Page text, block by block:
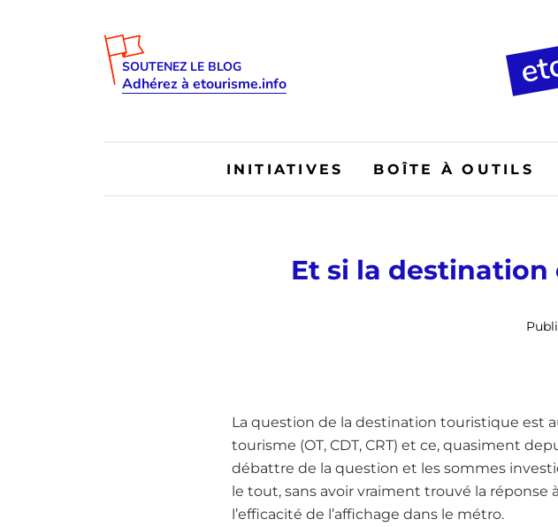
SOUTENEZ LE BLOG
Adhérez à etourisme.info
INITIATIVES BOÎTE À OUTILS
Et si la
La question de la destination touristique est
tourisme (OT, CDT, CRT) et ce, quasiment
débattre de la question et les sommes
le tout, sans avoir vraiment trouvé la
l’efficacité de l’affichage dans le métro.